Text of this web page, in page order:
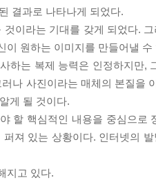
결과로 나타나게 되었다.
이라는 기대를 갖게 되었다.
원하는 이미지를 만들어낼
하는 복제 능력은 인정하지만,
나 사진이라는 매체의 본질을
게 될 것이다.
할 핵심적인 내용을 중심으로
져 있는 상황이다. 인터넷의
지고 있다.